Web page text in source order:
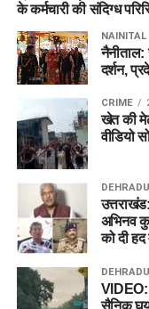
के कर्मचारी की संदिग्ध
NAINITAL
नैनीताल:
दर्शन,
CRIME
खेत की
वीडियो
अभिनव
को दी
VIDEO:
सैनिक